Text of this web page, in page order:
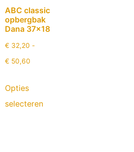
ABC classic
opbergbak
Dana 37×18
€ 32,20 -
€ 50,60
Opties
selecteren